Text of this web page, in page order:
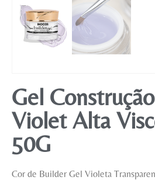
Gel
Violet Alta
50G
Cor de Builder Gel Violeta